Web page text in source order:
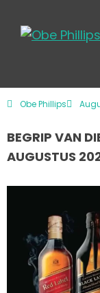
Obe Phillips
BEGRIP VAN
AUGUSTUS